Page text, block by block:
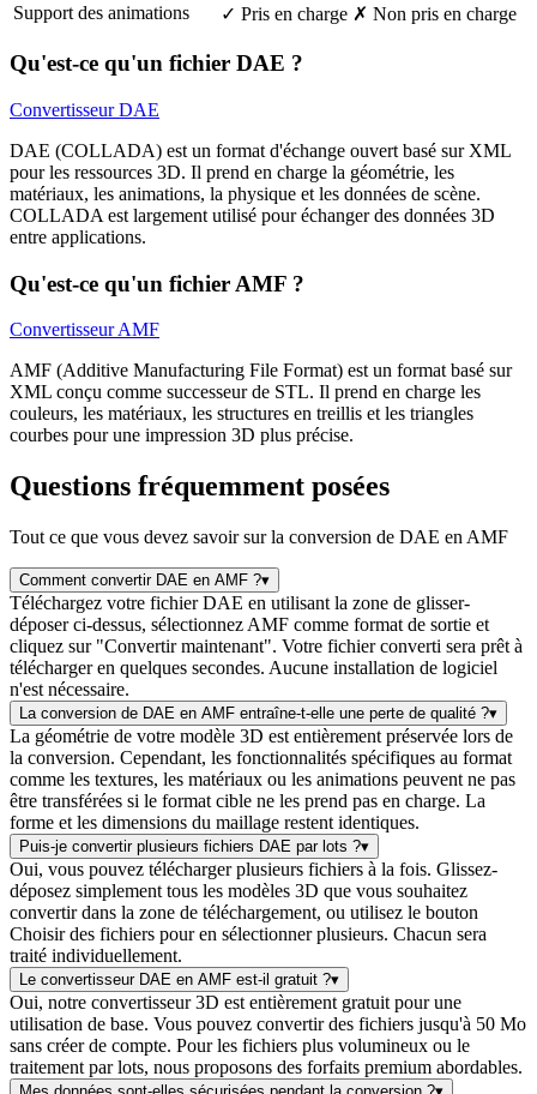
Support des animations
✓ Pris en charge ✗ Non pris en charge
Qu'est-ce qu'un fichier DAE ?
Convertisseur DAE
DAE (COLLADA) est un format d'échange ouvert basé sur XML
pour les ressources 3D. Il prend en charge la géométrie, les
matériaux, les animations, la physique et les données de scène.
COLLADA est largement utilisé pour échanger des données 3D
entre applications.
Qu'est-ce qu'un fichier AMF ?
Convertisseur AMF
AMF (Additive Manufacturing File Format) est un format basé sur
XML conçu comme successeur de STL. Il prend en charge les
couleurs, les matériaux, les structures en treillis et les triangles
courbes pour une impression 3D plus précise.
Questions fréquemment posées
Tout ce que vous devez savoir sur la conversion de DAE en AMF
Comment convertir DAE en AMF ?▾
Téléchargez votre fichier DAE en utilisant la zone de glisser-
déposer ci-dessus, sélectionnez AMF comme format de sortie et
cliquez sur "Convertir maintenant". Votre fichier converti sera prêt à
télécharger en quelques secondes. Aucune installation de logiciel
n'est nécessaire.
La conversion de DAE en AMF entraîne-t-elle une perte de qualité ?▾
La géométrie de votre modèle 3D est entièrement préservée lors de
la conversion. Cependant, les fonctionnalités spécifiques au format
comme les textures, les matériaux ou les animations peuvent ne pas
être transférées si le format cible ne les prend pas en charge. La
forme et les dimensions du maillage restent identiques.
Puis-je convertir plusieurs fichiers DAE par lots ?▾
Oui, vous pouvez télécharger plusieurs fichiers à la fois. Glissez-
déposez simplement tous les modèles 3D que vous souhaitez
convertir dans la zone de téléchargement, ou utilisez le bouton
Choisir des fichiers pour en sélectionner plusieurs. Chacun sera
traité individuellement.
Le convertisseur DAE en AMF est-il gratuit ?▾
Oui, notre convertisseur 3D est entièrement gratuit pour une
utilisation de base. Vous pouvez convertir des fichiers jusqu'à 50 Mo
sans créer de compte. Pour les fichiers plus volumineux ou le
traitement par lots, nous proposons des forfaits premium abordables.